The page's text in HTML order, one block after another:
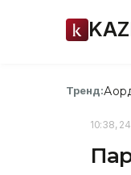
Тренд:
10:38,